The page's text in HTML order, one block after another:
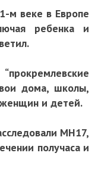
м веке в Европе
ребенка и
дома, школы,
и детей.
MH17,
получаса и